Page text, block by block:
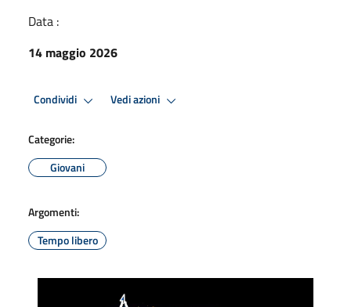
Data :
14 maggio 2026
Condividi Vedi azioni
Categorie:
Giovani
Argomenti:
Tempo libero